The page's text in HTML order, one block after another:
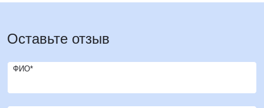
Оставьте отзыв
ФИО*